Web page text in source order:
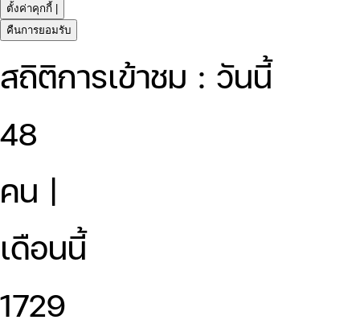
ตั้งค่าคุกกี้ |
คืนการยอมรับ
สถิติการเข้าชม : วันนี้
48
คน |
เดือนนี้
1729